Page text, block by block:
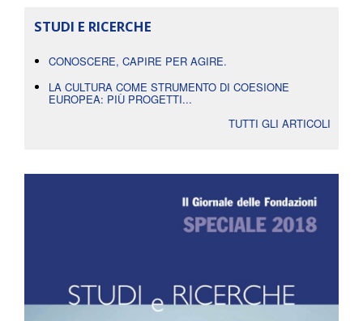
STUDI E RICERCHE
CONOSCERE, CAPIRE PER AGIRE.
LA CULTURA COME STRUMENTO DI COESIONE
EUROPEA: PIÙ PROGETTI...
TUTTI GLI ARTICOLI